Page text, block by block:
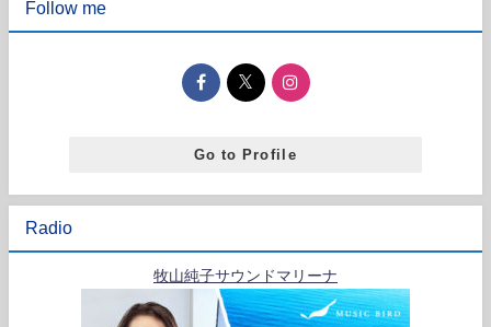
Follow me
Go to Profile
Radio
牧山純子サウンドマリーナ